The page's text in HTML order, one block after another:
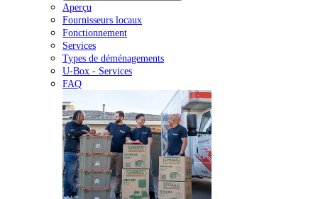
Aperçu
Fournisseurs locaux
Fonctionnement
Services
Types de déménagements
U-Box - Services
FAQ